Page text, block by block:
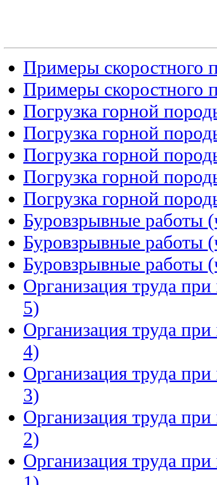
Примеры скоростного
Примеры скоростного
Погрузка горной
Погрузка горной
Погрузка горной
Погрузка горной
Погрузка горной
Буровзрывные работы
Буровзрывные работы
Буровзрывные работы
Организация труда
5)
Организация труда
4)
Организация труда
3)
Организация труда
2)
Организация труда